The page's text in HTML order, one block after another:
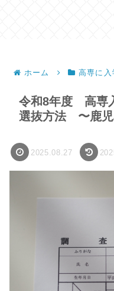
ホーム 高専に入
令和8年度 高専
選抜方法 〜鹿児
2025.08.27